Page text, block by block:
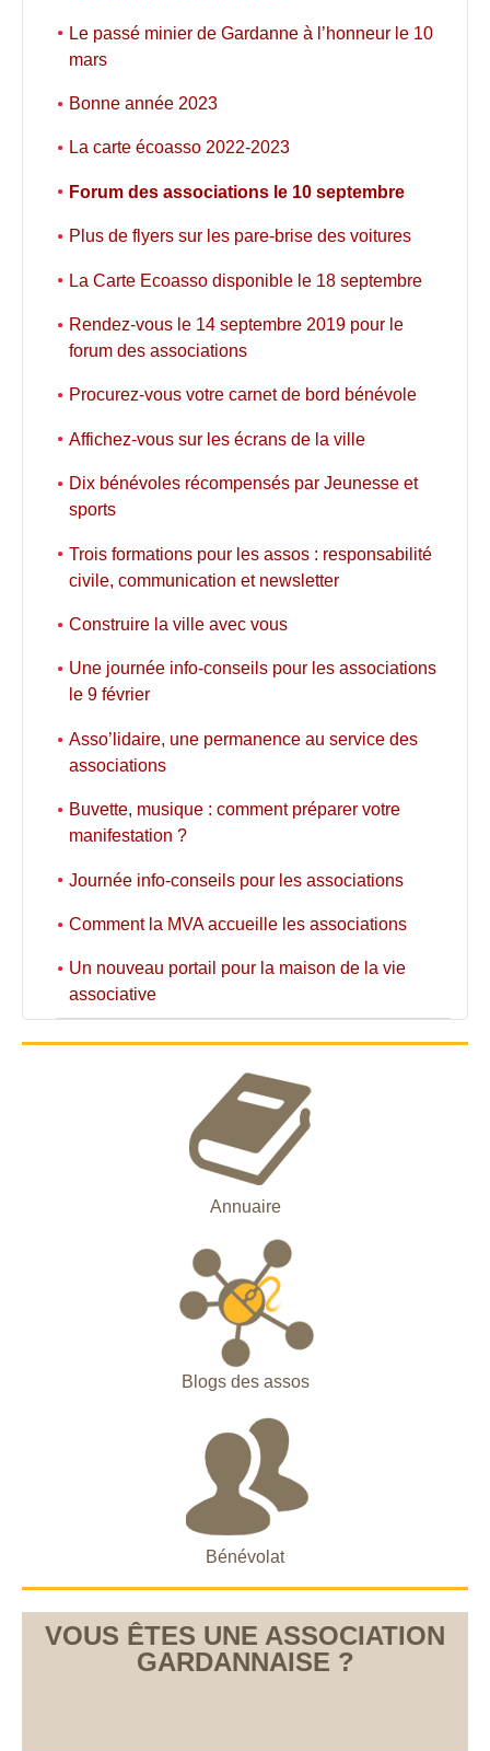
Le passé minier de Gardanne à l’honneur le 10
mars
Bonne année 2023
La carte écoasso 2022-2023
Forum des associations le 10 septembre
Plus de flyers sur les pare-brise des voitures
La Carte Ecoasso disponible le 18 septembre
Rendez-vous le 14 septembre 2019 pour le
forum des associations
Procurez-vous votre carnet de bord bénévole
Affichez-vous sur les écrans de la ville
Dix bénévoles récompensés par Jeunesse et
sports
Trois formations pour les assos : responsabilité
civile, communication et newsletter
Construire la ville avec vous
Une journée info-conseils pour les associations
le 9 février
Asso’lidaire, une permanence au service des
associations
Buvette, musique : comment préparer votre
manifestation ?
Journée info-conseils pour les associations
Comment la MVA accueille les associations
Un nouveau portail pour la maison de la vie
associative
Annuaire
Blogs des assos
Bénévolat
VOUS ÊTES UNE ASSOCIATION
GARDANNAISE ?